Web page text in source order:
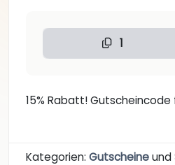
1
15% Rabatt! Gutscheincode
Kategorien: Gutscheineund